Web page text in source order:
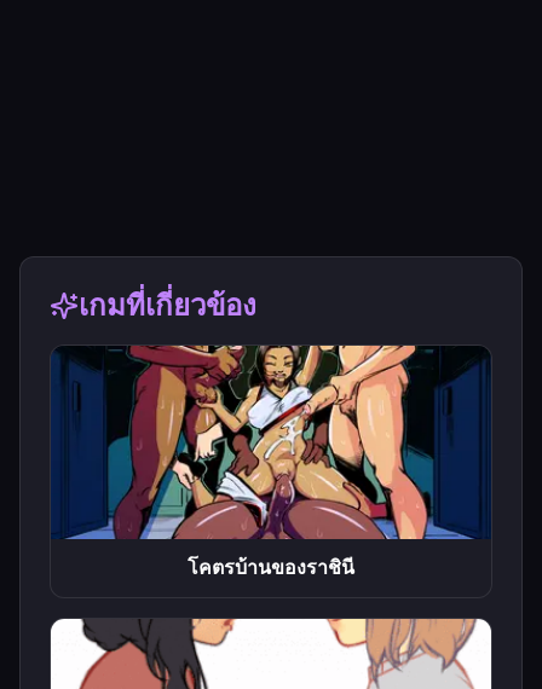
เกมที่เกี่ยวข้อง
โคตรบ้านของราชินี